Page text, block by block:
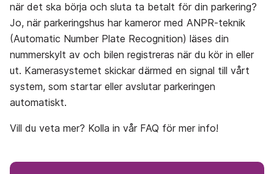
när det ska börja och sluta ta betalt för din parkering?
Jo, när parkeringshus har kameror med ANPR-teknik
(Automatic Number Plate Recognition) läses din
nummerskylt av och bilen registreras när du kör in eller
ut. Kamerasystemet skickar därmed en signal till vårt
system, som startar eller avslutar parkeringen
automatiskt.
Vill du veta mer? Kolla in vår FAQ för mer info!